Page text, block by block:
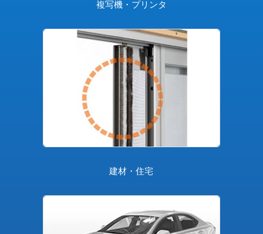
複写機・プリンタ
建材・住宅